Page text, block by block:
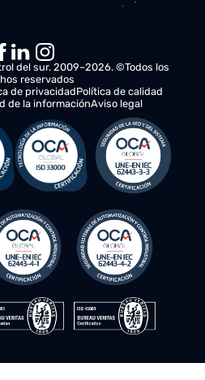
la productividad y eficiencia
plan de acción detallado,
y una visión completa de las
a sus activos.
del sur. 2009–2026. ©Todos los
reservados
de privacidadPolítica de calidad
de la informaciónAviso legal